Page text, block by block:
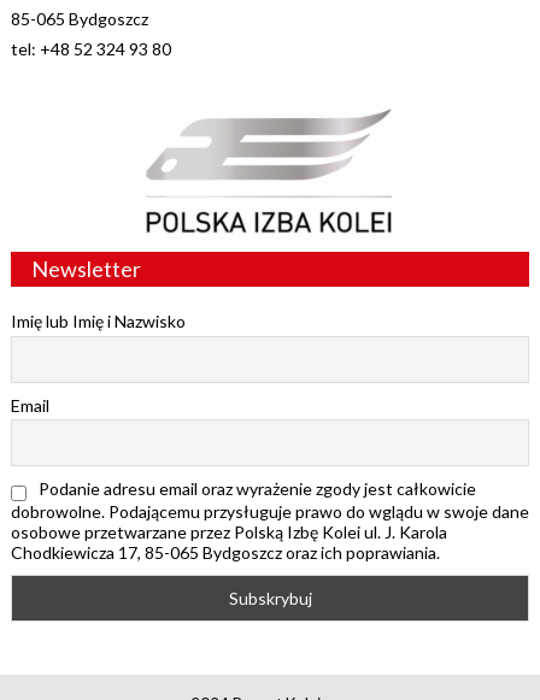
85-065 Bydgoszcz
tel: +48 52 324 93 80
Newsletter
Imię lub Imię i Nazwisko
Email
Podanie adresu email oraz wyrażenie zgody jest całkowicie
dobrowolne. Podającemu przysługuje prawo do wglądu w swoje dane
osobowe przetwarzane przez Polską Izbę Kolei ul. J. Karola
Chodkiewicza 17, 85-065 Bydgoszcz oraz ich poprawiania.